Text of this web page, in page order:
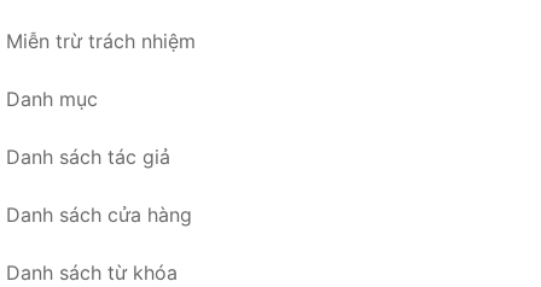
Miễn trừ trách nhiệm
Danh mục
Danh sách tác giả
Danh sách cửa hàng
Danh sách từ khóa